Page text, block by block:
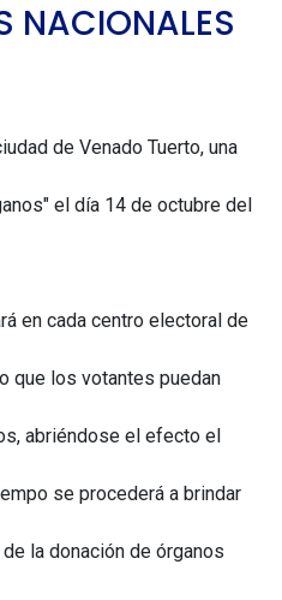
NACIONALES
de Venado Tuerto, una
el día 14 de octubre del
en cada centro electoral de
que los votantes puedan
abriéndose el efecto el
se procederá a brindar
la donación de órganos